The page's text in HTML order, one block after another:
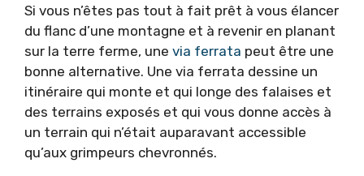
Si vous n’êtes pas tout à fait prêt à vous élancer
du flanc d’une montagne et à revenir en planant
sur la terre ferme, une via ferrata peut être une
bonne alternative. Une via ferrata dessine un
itinéraire qui monte et qui longe des falaises et
des terrains exposés et qui vous donne accès à
un terrain qui n’était auparavant accessible
qu’aux grimpeurs chevronnés.